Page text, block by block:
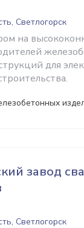
Светлогорск
на
для
завод
Светлогорск